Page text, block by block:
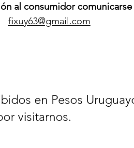
al consumidor comunicarse
fixuy63@gmail.com
en Pesos
visitarnos.